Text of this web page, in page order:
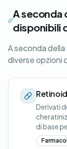
A seconda
disponibili
A seconda
diverse opzioni
Derivati
di base